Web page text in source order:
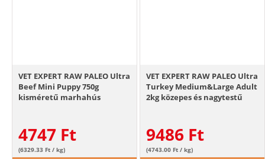
VET EXPERT RAW PALEO Ultra
Beef Mini Puppy 750g
kisméretű marhahús
4747 Ft
(6329.33 Ft / kg)
VET EXPERT RAW PALEO Ultra
Turkey Medium&Large Adult
2kg közepes és nagytestű
9486 Ft
(4743.00 Ft / kg)